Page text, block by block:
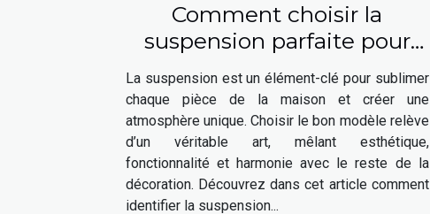
Comment choisir la
suspension parfaite pour
chaque espace de votre
maison ?
La suspension est un élément-clé pour sublimer
chaque pièce de la maison et créer une
atmosphère unique. Choisir le bon modèle relève
d’un véritable art, mêlant esthétique,
fonctionnalité et harmonie avec le reste de la
décoration. Découvrez dans cet article comment
identifier la suspension...